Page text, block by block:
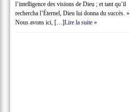
l’intelligence des visions de Dieu ; et tant qu’il
rechercha l’Éternel, Dieu lui donna du succès. »
Nous avons ici, […]Lire la suite »